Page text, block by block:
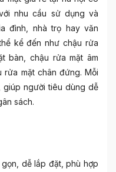
nhu cầu sử dụng và
đình, nhà trọ hay văn
kể đến như chậu rửa
bàn, chậu rửa mặt âm
rửa mặt chân đứng. Mỗi
giúp người tiêu dùng dễ
sách.
dễ lắp đặt, phù hợp